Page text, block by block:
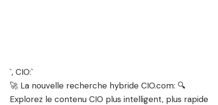
`, CIO:`
🚀 La nouvelle recherche hybride CIO.com: 🔍
Explorez le contenu CIO plus intelligent, plus rapide